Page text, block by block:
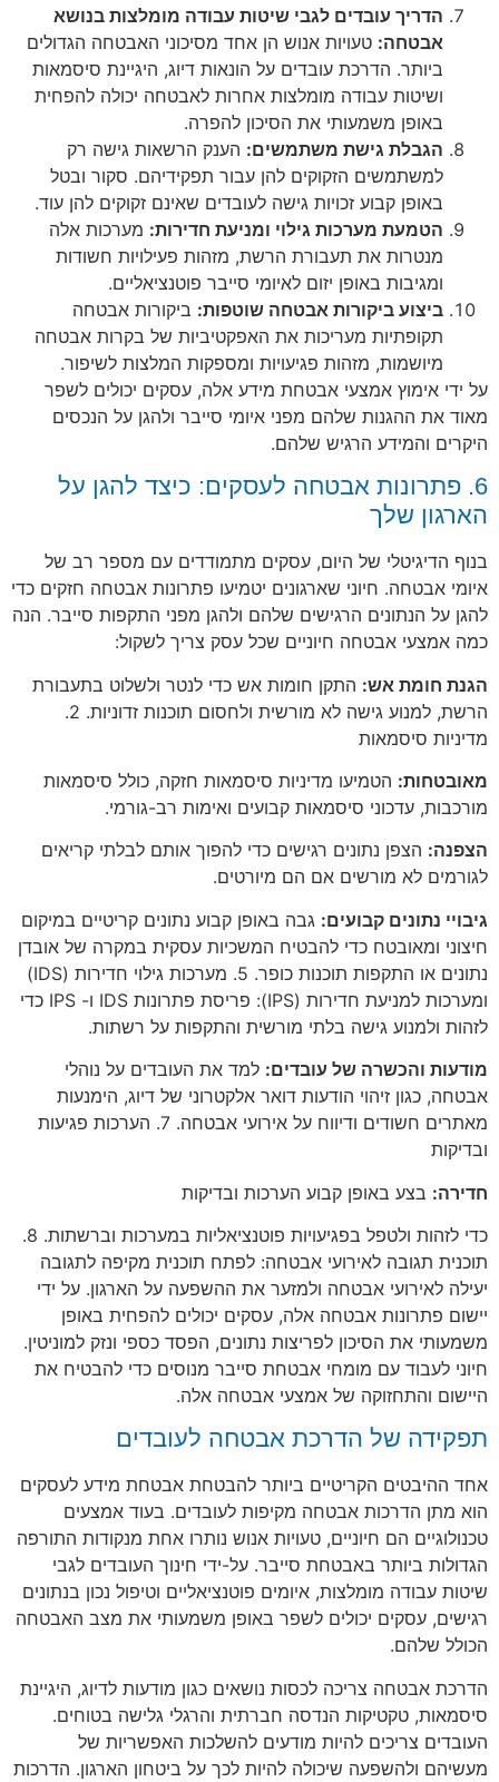
הדריך עובדים לגבי שיטות עבודה מומלצות בנושא
אבטחה: טעויות אנוש הן אחד מסיכוני האבטחה הגדולים
ביותר. הדרכת עובדים על הונאות דיוג, היגיינת סיסמאות
ושיטות עבודה מומלצות אחרות לאבטחה יכולה להפחית
באופן משמעותי את הסיכון להפרה.
הגבלת גישת משתמשים: הענק הרשאות גישה רק
למשתמשים הזקוקים להן עבור תפקידיהם. סקור ובטל
באופן קבוע זכויות גישה לעובדים שאינם זקוקים להן עוד.
הטמעת מערכות גילוי ומניעת חדירות: מערכות אלה
מנטרות את תעבורת הרשת, מזהות פעילויות חשודות
ומגיבות באופן יזום לאיומי סייבר פוטנציאליים.
ביצוע ביקורות אבטחה שוטפות: ביקורות אבטחה
תקופתיות מעריכות את האפקטיביות של בקרות אבטחה
מיושמות, מזהות פגיעויות ומספקות המלצות לשיפור.
על ידי אימוץ אמצעי אבטחת מידע אלה, עסקים יכולים לשפר
מאוד את ההגנות שלהם מפני איומי סייבר ולהגן על הנכסים
היקרים והמידע הרגיש שלהם.
6. פתרונות אבטחה לעסקים: כיצד להגן על
הארגון שלך
בנוף הדיגיטלי של היום, עסקים מתמודדים עם מספר רב של
איומי אבטחה. חיוני שארגונים יטמיעו פתרונות אבטחה חזקים כדי
להגן על הנתונים הרגישים שלהם ולהגן מפני התקפות סייבר. הנה
כמה אמצעי אבטחה חיוניים שכל עסק צריך לשקול:
הגנת חומת אש: התקן חומות אש כדי לנטר ולשלוט בתעבורת
הרשת, למנוע גישה לא מורשית ולחסום תוכנות זדוניות. 2.
מדיניות סיסמאות
מאובטחות: הטמיעו מדיניות סיסמאות חזקה, כולל סיסמאות
מורכבות, עדכוני סיסמאות קבועים ואימות רב-גורמי.
הצפנה: הצפן נתונים רגישים כדי להפוך אותם לבלתי קריאים
לגורמים לא מורשים אם הם מיורטים.
גיבויי נתונים קבועים: גבה באופן קבוע נתונים קריטיים במיקום
חיצוני ומאובטח כדי להבטיח המשכיות עסקית במקרה של אובדן
נתונים או התקפות תוכנות כופר. 5. מערכות גילוי חדירות (IDS)
ומערכות למניעת חדירות (IPS): פריסת פתרונות IDS ו- IPS כדי
לזהות ולמנוע גישה בלתי מורשית והתקפות על רשתות.
מודעות והכשרה של עובדים: למד את העובדים על נוהלי
אבטחה, כגון זיהוי הודעות דואר אלקטרוני של דיוג, הימנעות
מאתרים חשודים ודיווח על אירועי אבטחה. 7. הערכות פגיעות
ובדיקות
חדירה: בצע באופן קבוע הערכות ובדיקות
כדי לזהות ולטפל בפגיעויות פוטנציאליות במערכות וברשתות. 8.
תוכנית תגובה לאירועי אבטחה: לפתח תוכנית מקיפה לתגובה
יעילה לאירועי אבטחה ולמזער את ההשפעה על הארגון. על ידי
יישום פתרונות אבטחה אלה, עסקים יכולים להפחית באופן
משמעותי את הסיכון לפריצות נתונים, הפסד כספי ונזק למוניטין.
חיוני לעבוד עם מומחי אבטחת סייבר מנוסים כדי להבטיח את
היישום והתחזוקה של אמצעי אבטחה אלה.
תפקידה של הדרכת אבטחה לעובדים
אחד ההיבטים הקריטיים ביותר להבטחת אבטחת מידע לעסקים
הוא מתן הדרכות אבטחה מקיפות לעובדים. בעוד אמצעים
טכנולוגיים הם חיוניים, טעויות אנוש נותרו אחת מנקודות התורפה
הגדולות ביותר באבטחת סייבר. על-ידי חינוך העובדים לגבי
שיטות עבודה מומלצות, איומים פוטנציאליים וטיפול נכון בנתונים
רגישים, עסקים יכולים לשפר באופן משמעותי את מצב האבטחה
הכולל שלהם.
הדרכת אבטחה צריכה לכסות נושאים כגון מודעות לדיוג, היגיינת
סיסמאות, טקטיקות הנדסה חברתית והרגלי גלישה בטוחים.
העובדים צריכים להיות מודעים להשלכות האפשריות של
מעשיהם ולהשפעה שיכולה להיות לכך על ביטחון הארגון. הדרכות